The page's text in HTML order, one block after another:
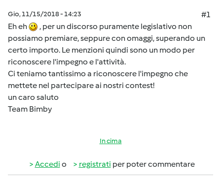
Gio, 11/15/2018 - 14:23
#1
Eh eh
, per un discorso puramente legislativo non
possiamo premiare, seppure con omaggi, superando un
certo importo. Le menzioni quindi sono un modo per
riconoscere l'impegno e l'attività.
Ci teniamo tantissimo a riconoscere l'impegno che
mettete nel partecipare ai nostri contest!
un caro saluto
Team Bimby
In cima
Accedi o registrati per poter commentare